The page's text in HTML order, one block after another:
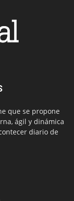
que se propone
ágil y dinámica
diario de